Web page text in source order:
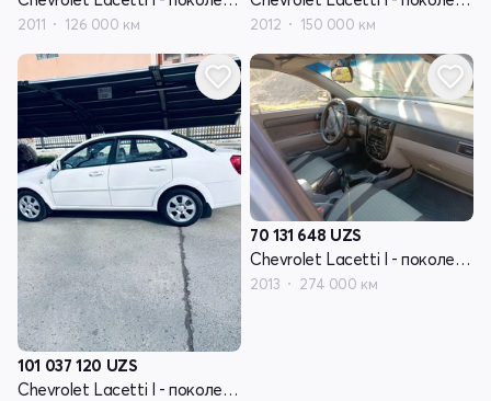
2011 126 000 км 2012 150 000 км
101 037 120 UZS
Chevrolet Lacetti I - поколение
70 131 648 UZS
Chevrolet Lacetti I - поколение
2013 274 000 км